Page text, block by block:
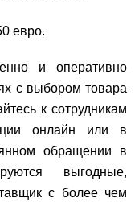
евро.
и оперативно
с выбором товара
к сотрудникам
онлайн или в
обращении в
выгодные,
с более чем